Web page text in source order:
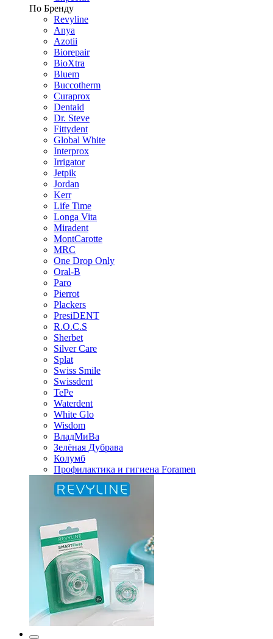
По Бренду
Revyline
Anya
Azotii
Biorepair
BioXtra
Bluem
Buccotherm
Curaprox
Dentaid
Dr. Steve
Fittydent
Global White
Interprox
Irrigator
Jetpik
Jordan
Kerr
Life Time
Longa Vita
Miradent
MontCarotte
MRC
One Drop Only
Oral-B
Paro
Pierrot
Plackers
PresiDENT
R.O.C.S
Sherbet
Silver Care
Splat
Swiss Smile
Swissdent
TePe
Waterdent
White Glo
Wisdom
ВладМиВа
Зелёная Дубрава
Колумб
Профилактика и гигиена Foramen